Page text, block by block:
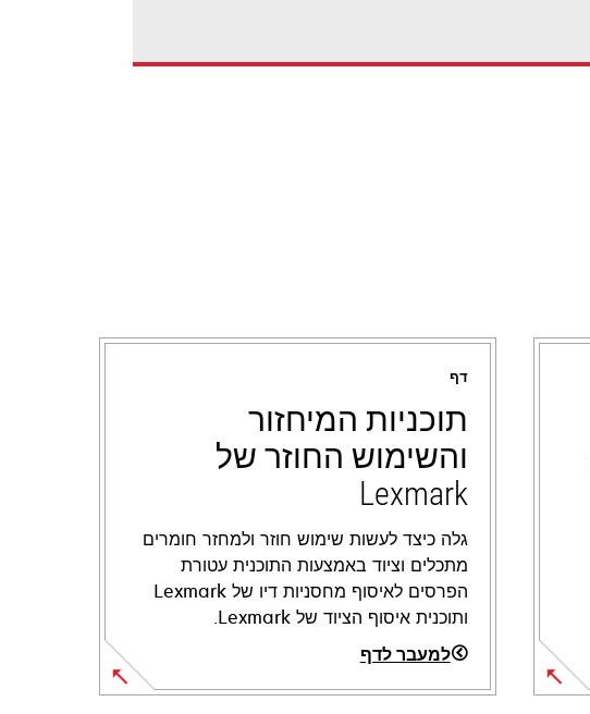
דף
תוכניות המיחזור
והשימוש החוזר של
Lexmark
גלה כיצד לעשות שימוש חוזר ולמחזר חומרים
מתכלים וציוד באמצעות התוכנית עטורת
הפרסים לאיסוף מחסניות דיו של Lexmark
ותוכנית איסוף הציוד של Lexmark.
למעבר לדף